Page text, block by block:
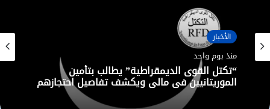
الأخبار
منذ يوم واحد
“تكتل القوى الديمقراطية” يطالب بتأمين
الموريتانيين في مالي ويكشف تفاصيل احتجازهم